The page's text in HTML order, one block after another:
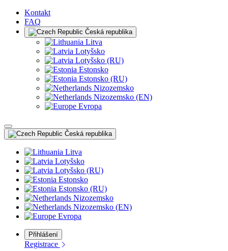
Kontakt
FAQ
Česká republika
Litva
Lotyšsko
Lotyšsko (RU)
Estonsko
Estonsko (RU)
Nizozemsko
Nizozemsko (EN)
Evropa
Česká republika
Litva
Lotyšsko
Lotyšsko (RU)
Estonsko
Estonsko (RU)
Nizozemsko
Nizozemsko (EN)
Evropa
Přihlášení
Registrace